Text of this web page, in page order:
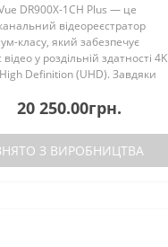
DR900X-1CH Plus — це
відеореєстратор
класу, який забезпечує
у роздільній здатності 4K
Definition (UHD). Завдяки
куту огляду 162°, цей
20 250.00грн.
З ВИРОБНИЦТВА